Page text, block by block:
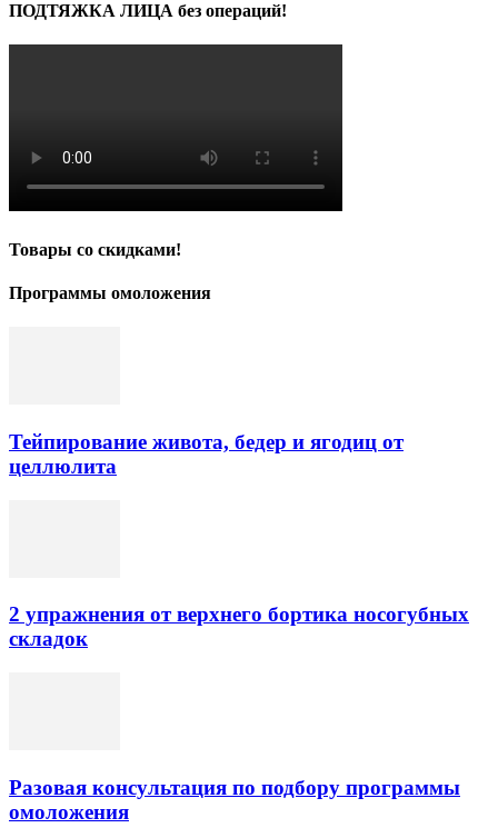
ПОДТЯЖКА ЛИЦА без операций!
Товары со скидками!
Программы омоложения
Тейпирование живота, бедер и ягодиц от
целлюлита
2 упражнения от верхнего бортика носогубных
складок
Разовая консультация по подбору программы
омоложения